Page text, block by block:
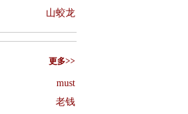
山蛟龙
更多>>
must
老钱